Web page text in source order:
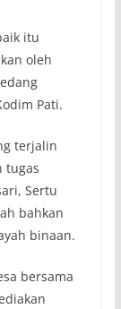
itu
oleh
Pati.
terjalin
tugas
Sertu
bahkan
binaan.
bersama